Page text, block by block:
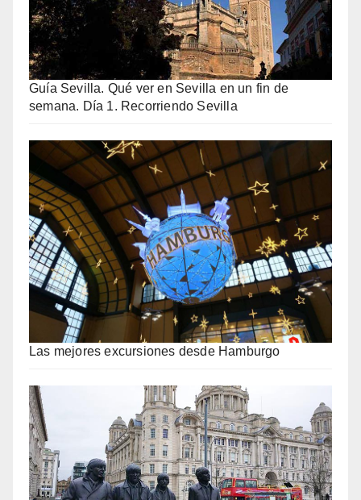
Guía Sevilla. Qué ver en Sevilla en un fin de
semana. Día 1. Recorriendo Sevilla
Las mejores excursiones desde Hamburgo